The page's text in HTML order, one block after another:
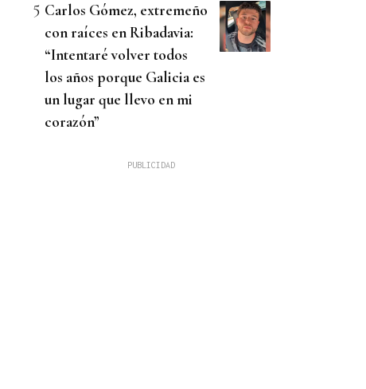
Carlos Gómez, extremeño
con raíces en Ribadavia:
“Intentaré volver todos
los años porque Galicia es
un lugar que llevo en mi
corazón”